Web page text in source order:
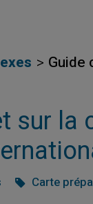
Guide
sur la
Carte